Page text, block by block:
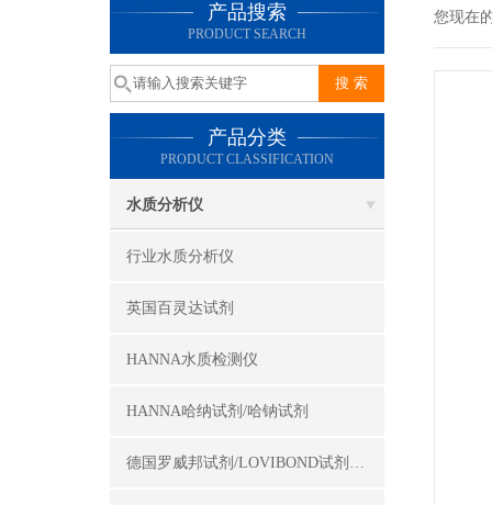
产品搜索
PRODUCT SEARCH
产品分类
PRODUCT CLASSIFICATION
水质分析仪
行业水质分析仪
英国百灵达试剂
HANNA水质检测仪
HANNA哈纳试剂/哈钠试剂
德国罗威邦试剂/LOVIBOND试剂/罗威邦试剂
您现在